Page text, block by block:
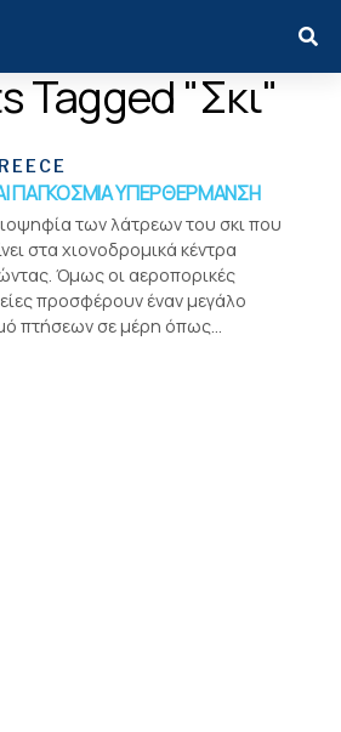
Tagged "σκι"
ΠΑΓΚΟΣΜΙΑ ΥΠΕΡΘΕΡΜΑΝΣΗ
των λάτρεων του σκι που
στα χιονοδρομικά κέντρα
Όμως οι αεροπορικές
προσφέρουν έναν μεγάλο
πτήσεων σε μέρη όπως...